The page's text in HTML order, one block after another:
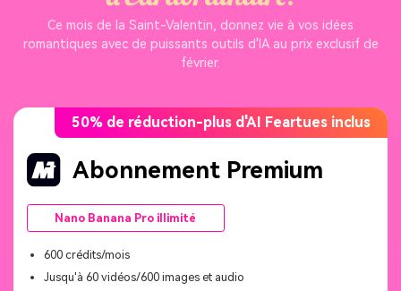
Ce mois de la Saint-Valentin, donnez vie à vos idées
romantiques avec de puissants outils d'IA au prix exclusif de
février.
50% de réduction-plus d'AI Feartues inclus
Abonnement Premium
Nano Banana Pro illimité
600 crédits/mois
Jusqu'à 60 vidéos/600 images et audio